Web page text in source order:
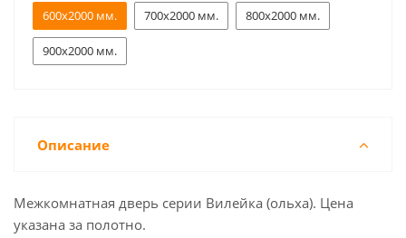
600x2000 мм.
700x2000 мм. 800x2000 мм.
900x2000 мм.
Описание
Межкомнатная дверь серии Вилейка (ольха). Цена
указана за полотно.